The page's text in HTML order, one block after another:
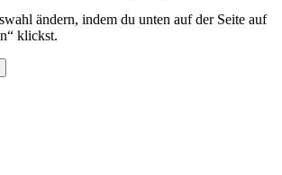
ändern, indem du unten auf der Seite auf
klickst.